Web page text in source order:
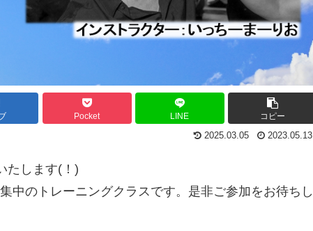
Pocket LINE コピー
2025.03.05 2023.05.13
たします(！)
中のトレーニングクラスです。是非ご参加をお待ちし